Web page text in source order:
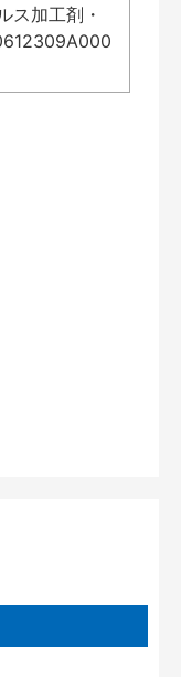
ス加工剤・